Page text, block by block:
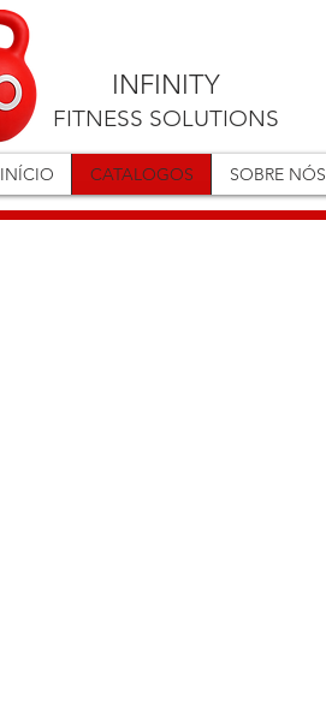
INFINITY
FITNESS SOLUTIONS
INÍCIO CATALOGOS SOBRE NÓS